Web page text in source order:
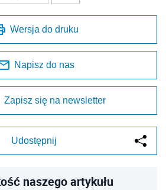
Wersja do druku
Napisz do nas
Zapisz się na newsletter
Udostępnij
naszego artykułu